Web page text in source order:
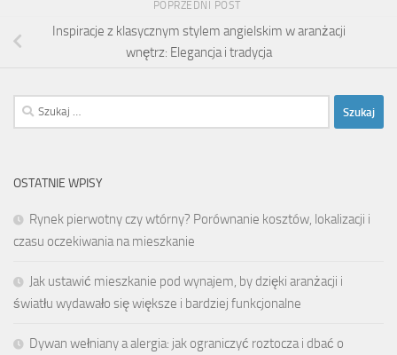
POPRZEDNI POST
Inspiracje z klasycznym stylem angielskim w aranżacji
wnętrz: Elegancja i tradycja
Szukaj:
OSTATNIE WPISY
Rynek pierwotny czy wtórny? Porównanie kosztów, lokalizacji i
czasu oczekiwania na mieszkanie
Jak ustawić mieszkanie pod wynajem, by dzięki aranżacji i
światłu wydawało się większe i bardziej funkcjonalne
Dywan wełniany a alergia: jak ograniczyć roztocza i dbać o